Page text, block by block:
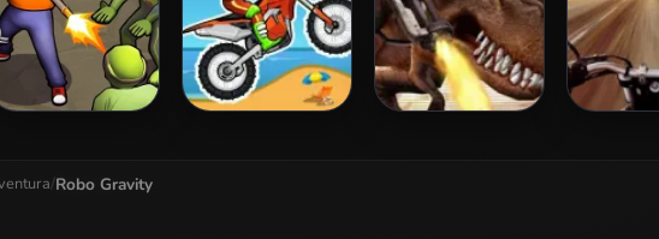
/Robo Gravity